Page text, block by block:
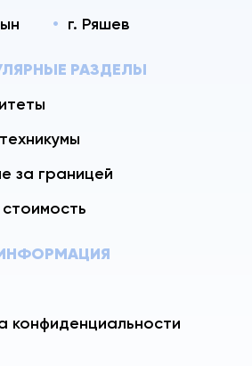
г. Ряшев
РАЗДЕЛЫ
за границей
стоимость
конфиденциальности